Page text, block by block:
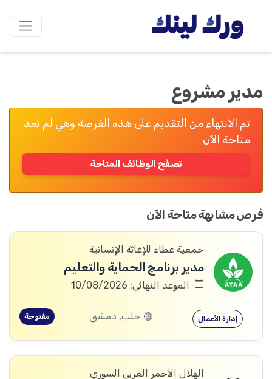
مدير مشروع
تم الانتهاء من التقديم على هذه الفرصة وهي لم تعد
متاحة الآن
تصفّح الوظائف المتاحة
فرص مشابهة متاحة الآن
جمعية عطاء للإغاثة الإنسانية
مدير برنامج الحماية والتعليم
الموعد النهائي: 10/08/2026
إدارة الأعمال حلب, دمشق مفتوحة
الهلال الأحمر العربي السوري